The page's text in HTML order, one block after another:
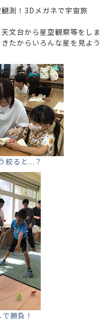
測！3Dメガネで宇宙旅
文台から星空観察等をしま
たからいろんな星を見よう
絞ると...？
勝負！